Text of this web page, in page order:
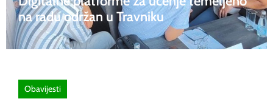
na radu održan u Travniku
Obavijesti